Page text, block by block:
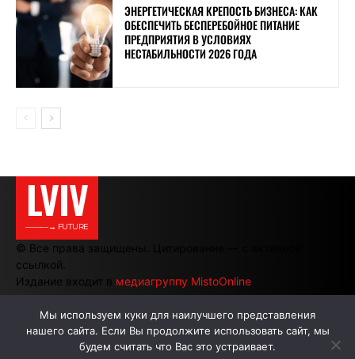
ЭНЕРГЕТИЧЕСКАЯ КРЕПОСТЬ БИЗНЕСА: КАК
ОБЕСПЕЧИТЬ БЕСПЕРЕБОЙНОЕ ПИТАНИЕ
ПРЕДПРИЯТИЯ В УСЛОВИЯХ
НЕСТАБИЛЬНОСТИ 2026 ГОДА
LVIV
———→ FUTURE
© Все права защищены. Цитирование — с активной
ссылкой.
Издание входит в медиагруппу MistoOnline
АВТОРЫ РЕКЛАМА НА САЙТЕ
Мы используем куки для наилучшего представления
нашего сайта. Если Вы продолжите использовать сайт, мы
будем считать что Вас это устраивает.